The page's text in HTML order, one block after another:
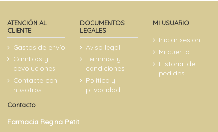
ATENCIÓN AL
CLIENTE
Gastos de envío
Cambios y
devoluciones
Contacte con
nosotros
DOCUMENTOS
LEGALES
Aviso legal
Términos y
condiciones
Politica y
privacidad
MI USUARIO
Iniciar sesión
Mi cuenta
Historial de
pedidos
Contacto
Farmacia Regina Petit